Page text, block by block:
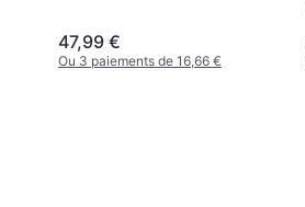
47,99 €
Ou 3 paiements de 16,66 €